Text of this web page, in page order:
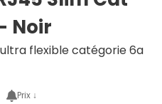
Noir
flexible catégorie 6a
Prix ↓